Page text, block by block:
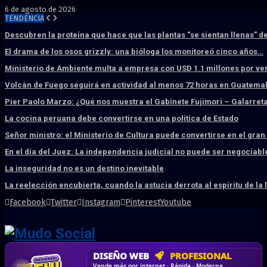
6 de agosto de 2026
TENDENCIA
Descubren la proteína que hace que las plantas “se sientan llenas”
El drama de los osos grizzly: una bióloga los monitoreó cinco años…
Ministerio de Ambiente multa a empresa con USD 1.1 millones por
Volcán de Fuego seguirá en actividad al menos 72 horas en
Pier Paolo Marzo: ¿Qué nos muestra el Gabinete Fujimori –
La cocina peruana debe convertirse en una política de Estado
Señor ministro: el Ministerio de Cultura puede convertirse en el
En el día del Juez: La independencia judicial no puede ser
La inseguridad no es un destino inevitable
La reelección encubierta, cuando la astucia derrota al espíritu de la
Facebook Twitter Instagram PinterestYoutube
HOSTING SSD SÚPER RÁPIDO
DISEÑO WEB PROFESIONAL
CRM & DASHBOARD A MEDIDA
CORREO CORPORATIVO